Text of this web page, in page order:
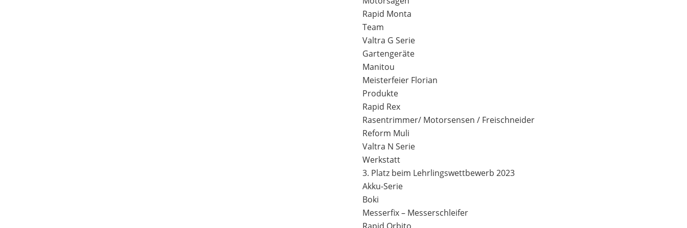
Rapid Monta
Team
Valtra G Serie
Gartengeräte
Manitou
Meisterfeier Florian
Produkte
Rapid Rex
Rasentrimmer/ Motorsensen / Freischneider
Reform Muli
Valtra N Serie
Werkstatt
3. Platz beim Lehrlingswettbewerb 2023
Akku-Serie
Boki
Messerfix – Messerschleifer